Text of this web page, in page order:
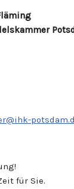
für Sie.